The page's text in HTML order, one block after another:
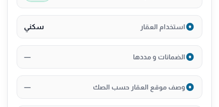
استخدام العقار سكني
الضمانات و مددها —
وصف موقع العقار حسب الصك —